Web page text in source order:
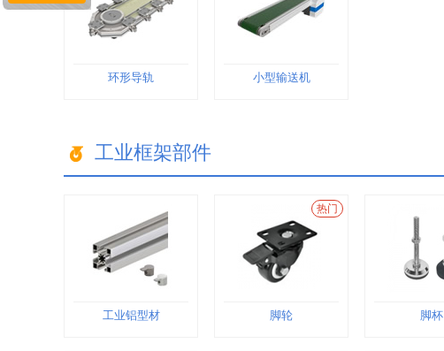
环形导轨 小型输送机
工业框架部件
工业铝型材
热门
脚轮 脚杯